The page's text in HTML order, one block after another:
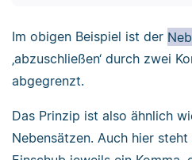
Im obigen Beispiel ist der
‚abzuschließen‘ durch zwei
abgegrenzt.
Das Prinzip ist also ähnlich
Nebensätzen. Auch hier